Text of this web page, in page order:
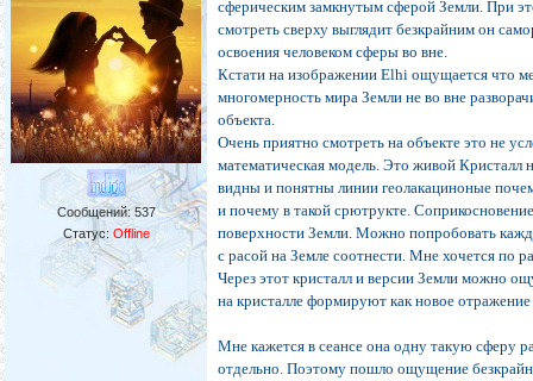
Сообщений: 537
Статус: Offline
сферическим замкнутым сферой Земли. При
смотреть сверху выглядит безкрайним он
освоения человеком сферы во вне.
Кстати на изображении Elhi ощущается что
многомерность мира Земли не во вне
объекта.
Очень приятно смотреть на объекте это не
математическая модель. Это живой
видны и понятны линии геолакациноные
и почему в такой срютрукте.
поверхности Земли. Можно попробовать
с расой на Земле соотнести. Мне хочется по
Через этот кристалл и версии Земли можно
на кристалле формируют как новое отражение
Мне кажется в сеансе она одну такую сферу
отдельно. Поэтому пошло ощущение